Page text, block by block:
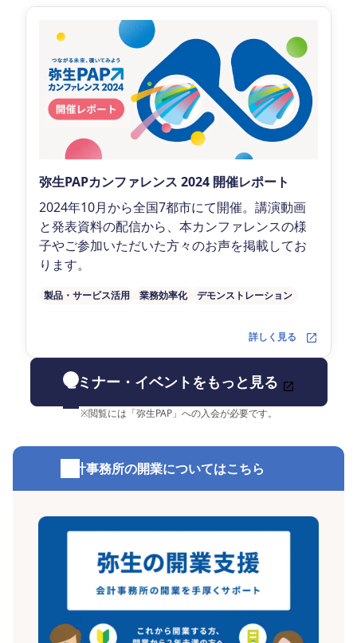
弥生PAPカンファレンス 2024 開催レポート
2024年10月から全国7都市にて開催。講演動画
と発表資料の配信から、本カンファレンスの様
子やご参加いただいた方々のお声を掲載してお
ります。
製品・サービス活用 業務効率化 デモンストレーション
詳しく見る
セミナー・イベントをもっと見る
※閲覧には「弥生PAP」への入会が必要です。
会計事務所の開業についてはこちら